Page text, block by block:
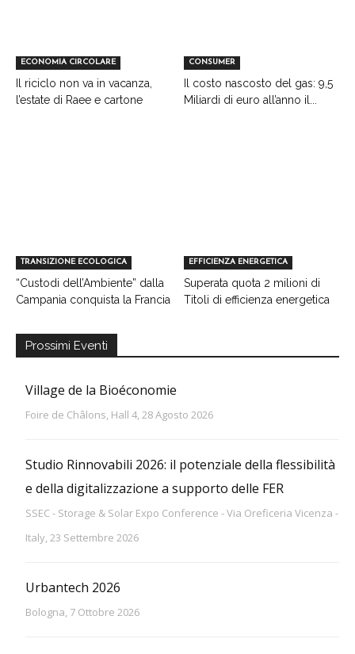
ECONOMIA CIRCOLARE
Il riciclo non va in vacanza,
l’estate di Raee e cartone
CONSUMER
Il costo nascosto del gas: 9,5
Miliardi di euro all’anno il...
TRANSIZIONE ECOLOGICA
“Custodi dell’Ambiente” dalla
Campania conquista la Francia
EFFICIENZA ENERGETICA
Superata quota 2 milioni di
Titoli di efficienza energetica
Prossimi Eventi
Village de la Bioéconomie
Foire de Châlons, Hall 4, 28 Agosto 2026
Studio Rinnovabili 2026: il potenziale della flessibilità
e della digitalizzazione a supporto delle FER
SSEC - Storage & Solar Expo Conference - Via Oreficeria Vicenza -
Italy, 23 Settembre 2026
Urbantech 2026
Bologna, 7 Ottobre 2026